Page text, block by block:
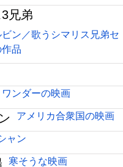
兄弟
ン／歌うシマリス兄弟セ
品
ワンダーの映画
アメリカ合衆国の映画
ャン
寒そうな映画